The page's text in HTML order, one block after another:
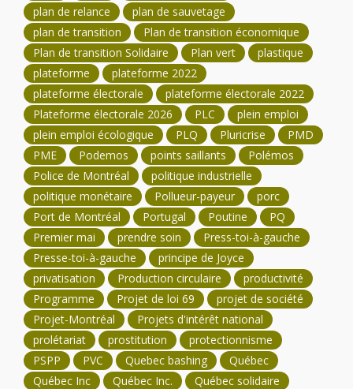
plan de relance
plan de sauvetage
plan de transition
Plan de transition économique
Plan de transition Solidaire
Plan vert
plastique
plateforme
plateforme 2022
plateforme électorale
plateforme électorale 2022
Plateforme électorale 2026
PLC
plein emploi
plein emploi écologique
PLQ Pluricrise
PMD
PME
Podemos points saillants
Polémos
Police de Montréal
politique industrielle
politique monétaire
Pollueur-payeur
porc
Port de Montréal
Portugal Poutine
PQ
Premier mai
prendre soin
Press-toi-à-gauche
Presse-toi-à-gauche
principe de Joyce
privatisation
Production circulaire
productivité
Programme
Projet de loi 69
projet de société
Projet-Montréal
Projets d'intérêt national
prolétariat
prostitution
protectionnisme
PSPP
PVC Quebec bashing
Québec
Québec Inc
Québec Inc.
Québec solidaire